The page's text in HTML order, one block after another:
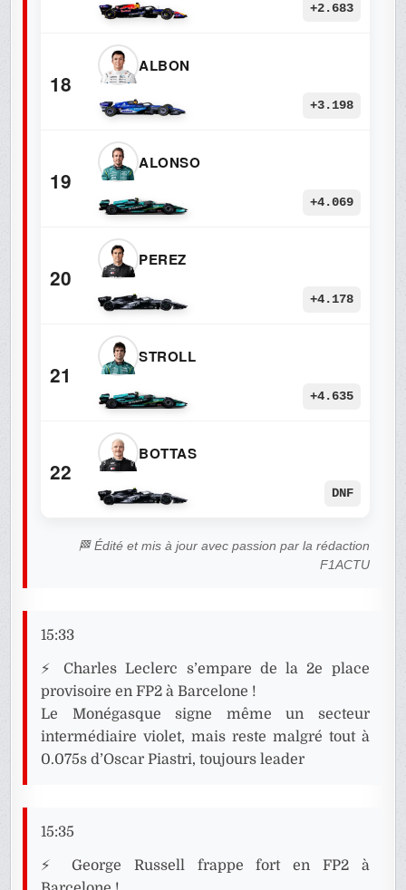
+2.683
18
ALBON
+3.198
19
ALONSO
+4.069
20
PEREZ
+4.178
21
STROLL
+4.635
22
BOTTAS
DNF
🏁 Édité et mis à jour avec passion par la rédaction
F1ACTU
15:33
⚡ Charles Leclerc s’empare de la 2e place
provisoire en FP2 à Barcelone !
Le Monégasque signe même un secteur
intermédiaire violet, mais reste malgré tout à
0.075s d’Oscar Piastri, toujours leader
15:35
⚡ George Russell frappe fort en FP2 à